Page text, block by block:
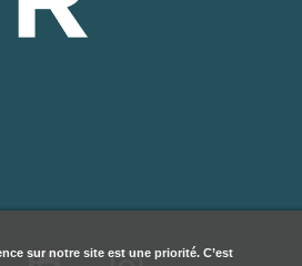
sur notre site est une priorité. C’est